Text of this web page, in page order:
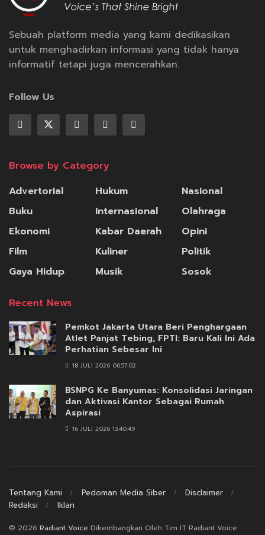
Sebuah platform media yang kami dedikasikan
untuk menghadirkan informasi yang tidak hanya
informatif tetapi juga mencerahkan.
Follow Us
Browse by Category
Advertorial
Buku
Ekonomi
Film
Gaya Hidup
Hukum
Internasional
Kabar Daerah
Kuliner
Musik
Nasional
Olahraga
Opini
Politik
Sosok
Recent News
Pemkot Jakarta Utara Beri Penghargaan
Atlet Panjat Tebing, FPTI: Baru Kali Ini Ada
Perhatian Sebesar Ini
18 JULI 2026 06:57:02
BSNPG Ke Banyumas: Konsolidasi Jaringan
dan Aktivasi Kantor Sebagai Rumah
Aspirasi
16 JULI 2026 13:40:49
Tentang Kami Pedoman Media Siber
Disclaimer
Redaksi
Iklan
© 2026 Radiant Voice Dikembangkan Oleh Tim IT Radiant Voice